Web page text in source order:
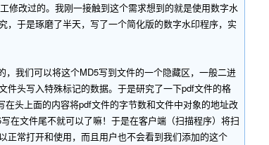
修改过的。我刚一接触到这个需求想到的就是使用数字水
，于是琢磨了半天，写了一个简化版的数字水印程序，实
们可以将这个MD5写到文件的一个隐藏区，一般二进
头写入特殊标记的数据。于是研究了一下pdf文件的格
头上面的内容将pdf文件的字节数和文件中对象的地址改
在文件尾不就可以了嘛！于是在客户端（扫描程序）将扫
正常打开和使用，而且用户也不会看到我们添加的这个